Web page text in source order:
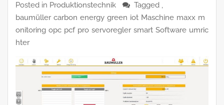
Posted in Produktionstechnik
Tagged ,
baumüller carbon energy green iot Maschine maxx m
onitoring opc pcf pro servoregler smart Software umric
hter